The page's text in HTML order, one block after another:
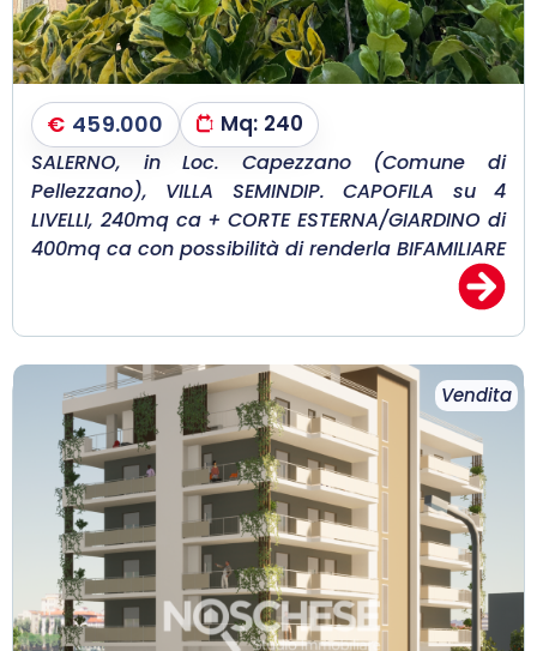
€ 459.000 Mq: 240
SALERNO, in Loc. Capezzano (Comune di
Pellezzano), VILLA SEMINDIP. CAPOFILA su 4
LIVELLI, 240mq ca + CORTE ESTERNA/GIARDINO di
400mq ca con possibilità di renderla BIFAMILIARE
Vendita